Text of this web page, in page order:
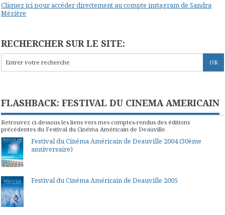
Cliquez ici pour accéder directement au compte instagram de Sandra
Mézière
RECHERCHER SUR LE SITE:
FLASHBACK: FESTIVAL DU CINEMA AMERICAIN
Retrouvez ci-dessous les liens vers mes comptes-rendus des éditions
précédentes du Festival du Cinéma Américain de Deauville.
Festival du Cinéma Américain de Deauville 2004 (30ème
anniversaire)
Festival du Cinéma Américain de Deauville 2005